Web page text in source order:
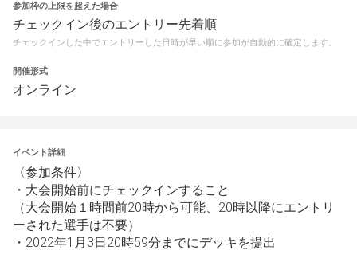
参加枠の上限を超えた場合
チェックイン後のエントリー先着順
チェックインした中でエントリーした日時が早い順に参加が自動的に確定します。
開催形式
オンライン
イベント詳細
〈参加条件〉
・大会開始前にチェックインすること
（大会開始１時間前20時から可能、20時以降にエントリ
ーされた選手は不要）
・2022年1月3日20時59分までにデッキを提出